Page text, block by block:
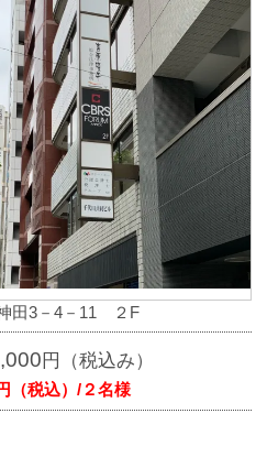
田3－4－11 ２F
円（税込み）
（税込）/２名様